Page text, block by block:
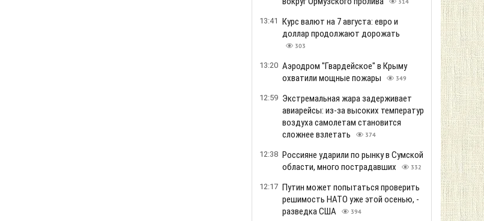
314
13:41 Курс валют на 7 августа: евро и
доллар продолжают дорожать
303
13:20 Аэродром "Гвардейское" в Крыму
охватили мощные пожары
349
12:59 Экстремальная жара задерживает
авиарейсы: из-за высоких температур
воздуха самолетам становится
сложнее взлетать
374
12:38 Россияне ударили по рынку в Сумской
области, много пострадавших
332
12:17 Путин может попытаться проверить
решимость НАТО уже этой осенью, -
разведка США
394